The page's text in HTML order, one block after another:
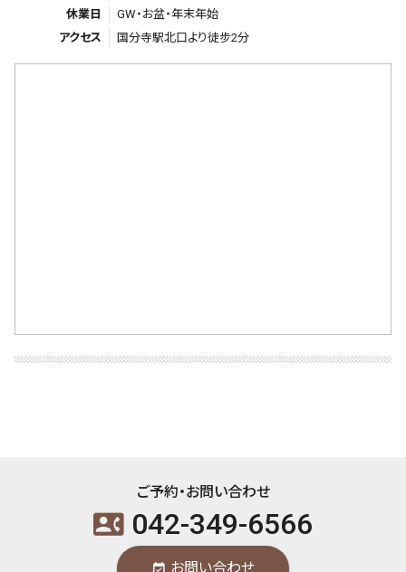
休業日
GW・お盆・年末年始
アクセス
国分寺駅北口より徒步2分
ご予約・お問い合わせ
contact_phone 042-349-6566
event_available お問い合わせ